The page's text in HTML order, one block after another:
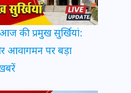
की प्रमुख सुर्खियां:
आवागमन पर बड़ा